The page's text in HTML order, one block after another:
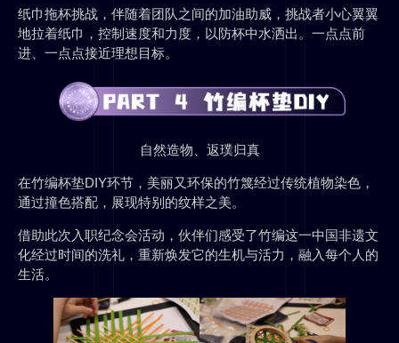
纸巾拖杯挑战，伴随着团队之间的加油助威，挑战者小心翼翼
地拉着纸巾，控制速度和力度，以防杯中水洒出。一点点前
进、一点点接近理想目标。
自然造物、返璞归真
在竹编杯垫DIY环节，美丽又环保的竹篾经过传统植物染色，
通过撞色搭配，展现特别的纹样之美。
借助此次入职纪念会活动，伙伴们感受了竹编这一中国非遗文
化经过时间的洗礼，重新焕发它的生机与活力，融入每个人的
生活。